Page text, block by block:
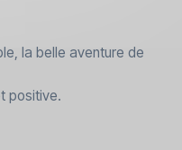
la belle aventure de
positive.